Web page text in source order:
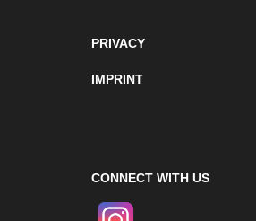
PRIVACY
IMPRINT
CONNECT WITH US